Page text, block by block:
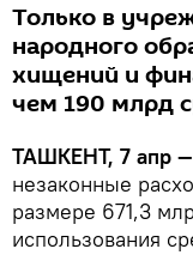
Только в
народного
хищений и
чем 190 млрд
ТАШКЕНТ, 7 апр
незаконные
размере 671,3
использования